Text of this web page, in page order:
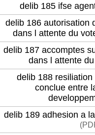
delib 185 ifse
delib 186 autorisation
dans l attente du
delib 187 accomptes
dans l attente
delib 188
conclue entre
delib 189 adhesion a
(